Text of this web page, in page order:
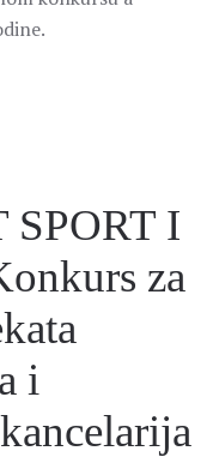
SPORT I
za
i